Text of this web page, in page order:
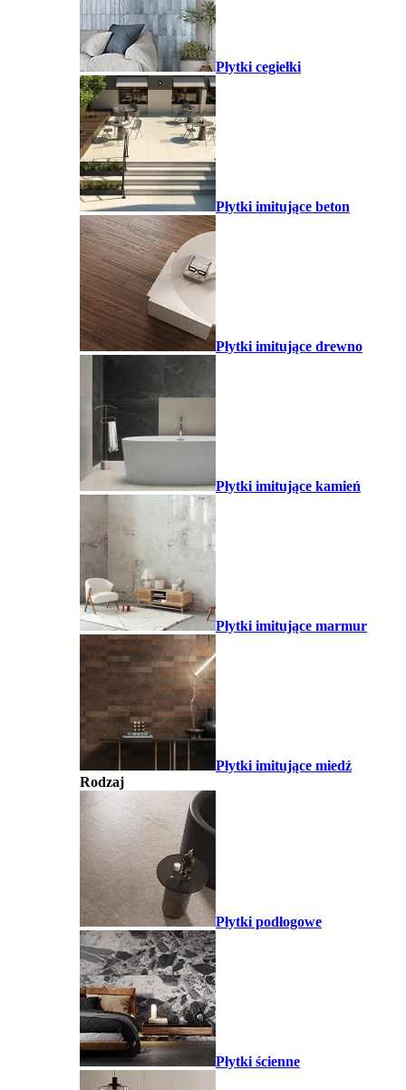
Płytki cegiełki
Płytki imitujące beton
Płytki imitujące drewno
Płytki imitujące kamień
Płytki imitujące marmur
Płytki imitujące miedź
Rodzaj
Płytki podłogowe
Płytki ścienne